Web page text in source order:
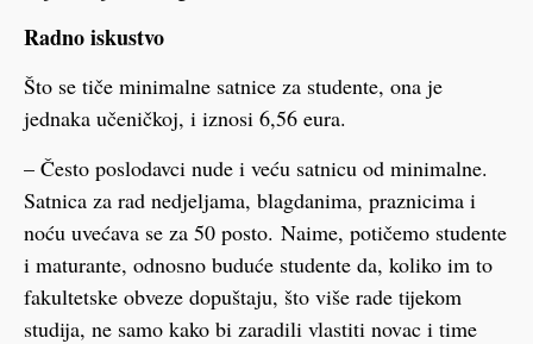
Radno iskustvo
Što se tiče minimalne satnice za studente, ona je
jednaka učeničkoj, i iznosi 6,56 eura.
– Često poslodavci nude i veću satnicu od minimalne.
Satnica za rad nedjeljama, blagdanima, praznicima i
noću uvećava se za 50 posto. Naime, potičemo studente
i maturante, odnosno buduće studente da, koliko im to
fakultetske obveze dopuštaju, što više rade tijekom
studija, ne samo kako bi zaradili vlastiti novac i time